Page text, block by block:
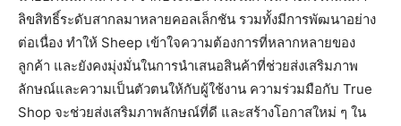
ลิขสิทธิ์ระดับสากลมาหลายคอลเล็กชัน รวมทั้งมีการพัฒนาอย่าง
ต่อเนื่อง ทำให้ Sheep เข้าใจความต้องการที่หลากหลายของ
ลูกค้า และยังคงมุ่งมั่นในการนำเสนอสินค้าที่ช่วยส่งเสริมภาพ
ลักษณ์และความเป็นตัวตนให้กับผู้ใช้งาน ความร่วมมือกับ True
Shop จะช่วยส่งเสริมภาพลักษณ์ที่ดี และสร้างโอกาสใหม่ ๆ ใน